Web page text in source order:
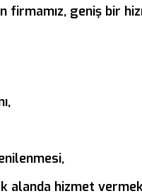
geniş bir
alanda hizmet